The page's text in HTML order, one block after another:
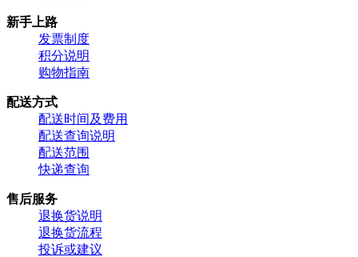
新手上路
发票制度
积分说明
购物指南
配送方式
配送时间及费用
配送查询说明
配送范围
快递查询
售后服务
退换货说明
退换货流程
投诉或建议